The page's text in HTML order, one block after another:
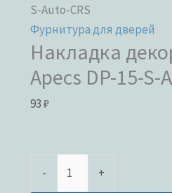
S-Auto-CRS
Фурнитура для дверей
Накладка
Apecs DP-15-S-
93₽
- +